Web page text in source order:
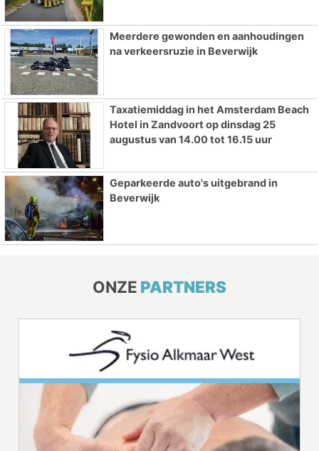
Meerdere gewonden en aanhoudingen
na verkeersruzie in Beverwijk
Taxatiemiddag in het Amsterdam Beach
Hotel in Zandvoort op dinsdag 25
augustus van 14.00 tot 16.15 uur
Geparkeerde auto's uitgebrand in
Beverwijk
ONZE PARTNERS